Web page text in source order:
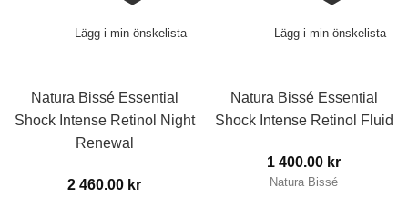
Lägg i min önskelista
Natura Bissé Essential
Shock Intense Retinol Night
Renewal
2 460.00 kr
Lägg i min önskelista
Natura Bissé Essential
Shock Intense Retinol Fluid
1 400.00 kr
Natura Bissé